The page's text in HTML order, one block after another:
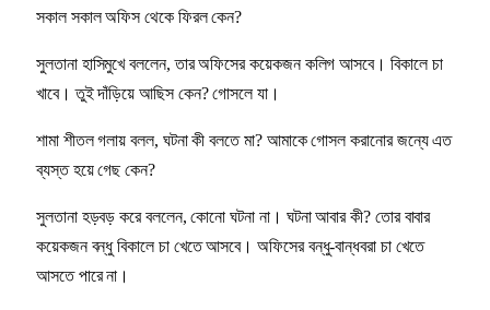
সকাল সকাল অফিস থেকে ফিরল কেন?
সুলতানা হাসিমুখে বললেন, তার অফিসের কয়েকজন কলিগ আসবে। বিকালে চা
খাবে। তুই দাঁড়িয়ে আছিস কেন? গোসলে যা।
শামা শীতল গলায় বলল, ঘটনা কী বলতে মা? আমাকে গোসল করানোর জন্যে এত
ব্যস্ত হয়ে গেছ কেন?
সুলতানা হড়বড় করে বললেন, কোনো ঘটনা না। ঘটনা আবার কী? তোর বাবার
কয়েকজন বন্ধু বিকালে চা খেতে আসবে। অফিসের বন্ধু-বান্ধবরা চা খেতে
আসতে পারে না।